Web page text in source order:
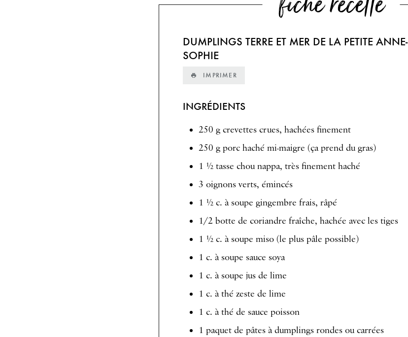
DUMPLINGS TERRE ET MER DE LA PETITE ANNE-
SOPHIE
IMPRIMER
INGRÉDIENTS
250 g crevettes crues, hachées finement
250 g porc haché mi-maigre (ça prend du gras)
1 ½ tasse chou nappa, très finement haché
3 oignons verts, émincés
1 ½ c. à soupe gingembre frais, râpé
1/2 botte de coriandre fraîche, hachée avec les tiges
1 ½ c. à soupe miso (le plus pâle possible)
1 c. à soupe sauce soya
1 c. à soupe jus de lime
1 c. à thé zeste de lime
1 c. à thé de sauce poisson
1 paquet de pâtes à dumplings rondes ou carrées